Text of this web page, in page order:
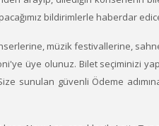
bildirimlerle haberdar
müzik festivallerine,
üye olunuz. Bilet seçiminizi
sunulan güvenli Ödeme